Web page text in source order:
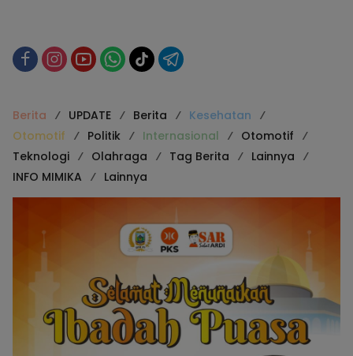
Berita UPDATE Berita
Kesehatan
Otomotif
Politik Internasional
Otomotif
Teknologi
Olahraga Tag Berita
Lainnya
INFO MIMIKA
Lainnya